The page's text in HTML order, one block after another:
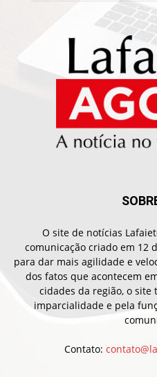
O site de notícias
comunicação criado em 12
para dar mais agilidade e
dos fatos que acontecem
cidades da região, o
imparcialidade e pela
Contato: